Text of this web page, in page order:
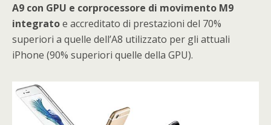
A9 con GPU e corprocessore di movimento M9
integratoe accreditato di prestazioni del 70%
superiori a quelle dell’A8 utilizzato per gli attuali
iPhone (90% superiori quelle della GPU).